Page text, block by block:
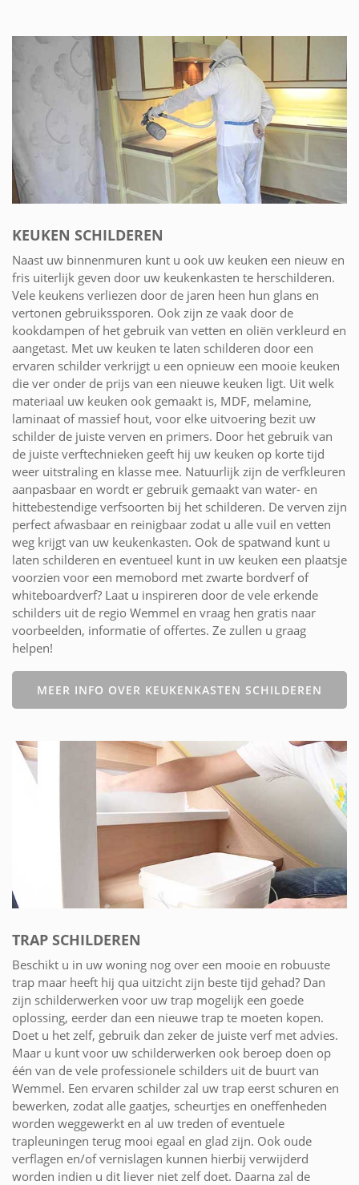
KEUKEN SCHILDEREN
Naast uw binnenmuren kunt u ook uw keuken een nieuw en
fris uiterlijk geven door uw keukenkasten te herschilderen.
Vele keukens verliezen door de jaren heen hun glans en
vertonen gebruikssporen. Ook zijn ze vaak door de
kookdampen of het gebruik van vetten en oliën verkleurd en
aangetast. Met uw keuken te laten schilderen door een
ervaren schilder verkrijgt u een opnieuw een mooie keuken
die ver onder de prijs van een nieuwe keuken ligt. Uit welk
materiaal uw keuken ook gemaakt is, MDF, melamine,
laminaat of massief hout, voor elke uitvoering bezit uw
schilder de juiste verven en primers. Door het gebruik van
de juiste verftechnieken geeft hij uw keuken op korte tijd
weer uitstraling en klasse mee. Natuurlijk zijn de verfkleuren
aanpasbaar en wordt er gebruik gemaakt van water- en
hittebestendige verfsoorten bij het schilderen. De verven zijn
perfect afwasbaar en reinigbaar zodat u alle vuil en vetten
weg krijgt van uw keukenkasten. Ook de spatwand kunt u
laten schilderen en eventueel kunt in uw keuken een plaatsje
voorzien voor een memobord met zwarte bordverf of
whiteboardverf? Laat u inspireren door de vele erkende
schilders uit de regio Wemmel en vraag hen gratis naar
voorbeelden, informatie of offertes. Ze zullen u graag
helpen!
MEER INFO OVER KEUKENKASTEN SCHILDEREN
TRAP SCHILDEREN
Beschikt u in uw woning nog over een mooie en robuuste
trap maar heeft hij qua uitzicht zijn beste tijd gehad? Dan
zijn schilderwerken voor uw trap mogelijk een goede
oplossing, eerder dan een nieuwe trap te moeten kopen.
Doet u het zelf, gebruik dan zeker de juiste verf met advies.
Maar u kunt voor uw schilderwerken ook beroep doen op
één van de vele professionele schilders uit de buurt van
Wemmel. Een ervaren schilder zal uw trap eerst schuren en
bewerken, zodat alle gaatjes, scheurtjes en oneffenheden
worden weggewerkt en al uw treden of eventuele
trapleuningen terug mooi egaal en glad zijn. Ook oude
verflagen en/of vernislagen kunnen hierbij verwijderd
worden indien u dit liever niet zelf doet. Daarna zal de